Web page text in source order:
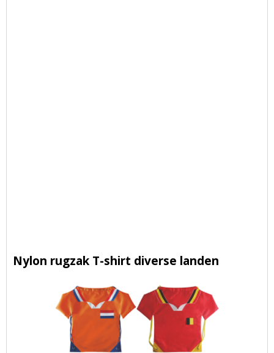
Nylon rugzak T-shirt diverse landen